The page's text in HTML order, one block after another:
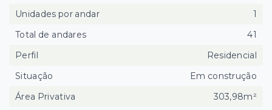
Unidades por andar
1
Total de andares
41
Perfil
Residencial
Situação
Em construção
Área Privativa
303,98m²